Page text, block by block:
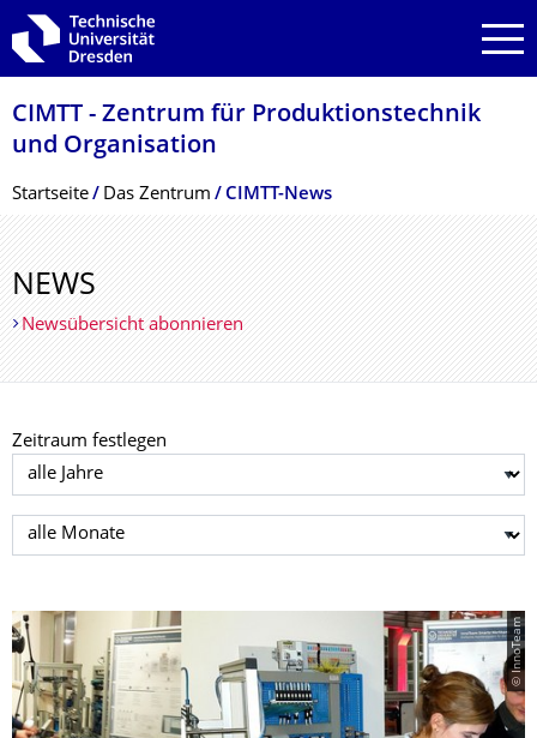
Zur Hauptnavigation springen
Zur Suche springen
Zum Inhalt springen
CIMTT - Zentrum für Produktionstechnik
und Organisation
Breadcrumb-Menü
Startseite Das Zentrum CIMTT-News
NEWS
Newsübersicht abonnieren
Zeitraum festlegen
Jahr auswählen
Monat auswählen
© InnoTeam